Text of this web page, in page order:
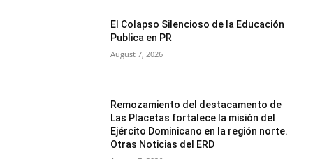
El Colapso Silencioso de la Educación
Publica en PR
August 7, 2026
Remozamiento del destacamento de
Las Placetas fortalece la misión del
Ejército Dominicano en la región norte.
Otras Noticias del ERD